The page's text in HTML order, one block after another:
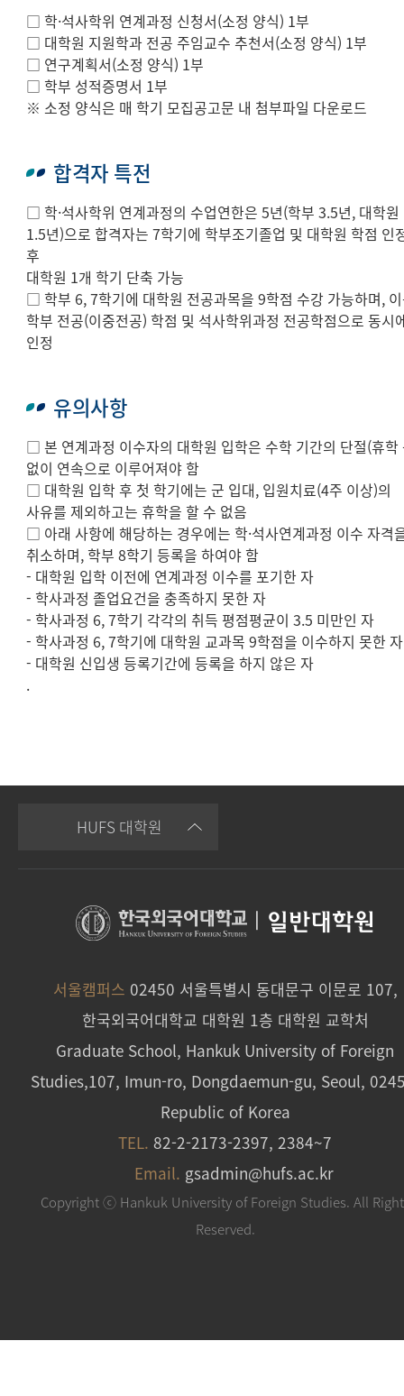
□ 학·석사학위 연계과정 신청서(소정 양식) 1부
□ 대학원 지원학과 전공 주임교수 추천서(소정 양식) 1부
□ 연구계획서(소정 양식) 1부
□ 학부 성적증명서 1부
※ 소정 양식은 매 학기 모집공고문 내 첨부파일 다운로드
합격자 특전
□ 학·석사학위 연계과정의 수업연한은 5년(학부 3.5년, 대학원
1.5년)으로 합격자는 7학기에 학부조기졸업 및 대학원 학점 인
후
대학원 1개 학기 단축 가능
□ 학부 6, 7학기에 대학원 전공과목을 9학점 수강 가능하며,
학부 전공(이중전공) 학점 및 석사학위과정 전공학점으로 동시
인정
유의사항
□ 본 연계과정 이수자의 대학원 입학은 수학 기간의 단절(휴학
없이 연속으로 이루어져야 함
□ 대학원 입학 후 첫 학기에는 군 입대, 입원치료(4주 이상)의
사유를 제외하고는 휴학을 할 수 없음
□ 아래 사항에 해당하는 경우에는 학·석사연계과정 이수 자격
취소하며, 학부 8학기 등록을 하여야 함
- 대학원 입학 이전에 연계과정 이수를 포기한 자
- 학사과정 졸업요건을 충족하지 못한 자
- 학사과정 6, 7학기 각각의 취득 평점평균이 3.5 미만인 자
- 학사과정 6, 7학기에 대학원 교과목 9학점을 이수하지 못한 자
- 대학원 신입생 등록기간에 등록을 하지 않은 자
.
HUFS 대학원
일반대학원
서울캠퍼스 02450 서울특별시 동대문구 이문로 107,
한국외국어대학교 대학원 1층 대학원 교학처
Graduate School, Hankuk University of Foreign
Studies,107, Imun-ro, Dongdaemun-gu, Seoul,
Republic of Korea
TEL. 82-2-2173-2397, 2384~7
Email. gsadmin@hufs.ac.kr
Copyright ⓒ Hankuk University of Foreign Studies. All
Reserved.